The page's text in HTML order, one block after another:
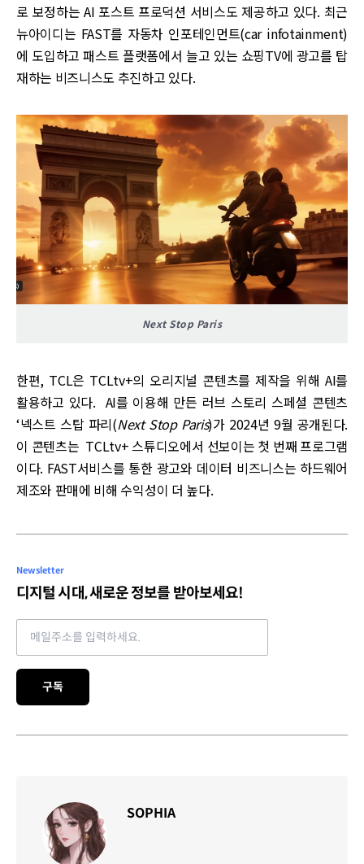
로 보정하는 AI 포스트 프로덕션 서비스도 제공하고 있다. 최근
뉴아이디는 FAST를 자동차 인포테인먼트(car infotainment)
에 도입하고 패스트 플랫폼에서 늘고 있는 쇼핑TV에 광고를 탑
재하는 비즈니스도 추진하고 있다.
Next Stop Paris
한편, TCL은 TCLtv+의 오리지널 콘텐츠를 제작을 위해 AI를
활용하고 있다. AI를 이용해 만든 러브 스토리 스페셜 콘텐츠
‘넥스트 스탑 파리(Next Stop Paris)가 2024년 9월 공개된다.
이 콘텐츠는 TCLtv+ 스튜디오에서 선보이는 첫 번째 프로그램
이다. FAST서비스를 통한 광고와 데이터 비즈니스는 하드웨어
제조와 판매에 비해 수익성이 더 높다.
Newsletter
디지털 시대, 새로운 정보를 받아보세요!
Email address
구독
SOPHIA